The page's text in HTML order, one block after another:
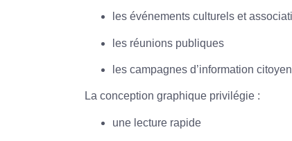
les événements culturels et
les réunions publiques
les campagnes d’information
La conception graphique privilégie :
une lecture rapide